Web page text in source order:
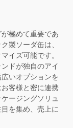
極めて重要であ
製ソーダ缶は、
イズ可能です。
ドが独自のアイ
いオプションを
客様と密に連携
ージングソリュ
を集め、売上に